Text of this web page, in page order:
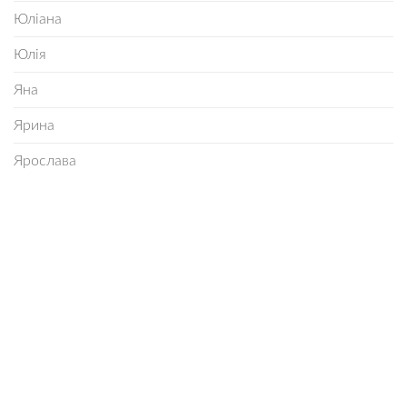
Юліана
Юлія
Яна
Ярина
Ярослава